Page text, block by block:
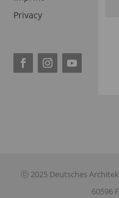
Privacy
ⓒ 2025 Deutsches
60596